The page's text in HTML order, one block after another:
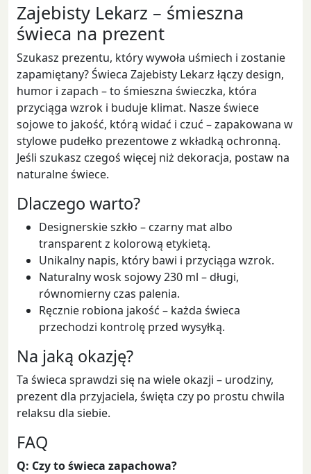
Zajebisty Lekarz – śmieszna
świeca na prezent
Szukasz prezentu, który wywoła uśmiech i zostanie
zapamiętany? Świeca Zajebisty Lekarz łączy design,
humor i zapach – to śmieszna świeczka, która
przyciąga wzrok i buduje klimat. Nasze świece
sojowe to jakość, którą widać i czuć – zapakowana w
stylowe pudełko prezentowe z wkładką ochronną.
Jeśli szukasz czegoś więcej niż dekoracja, postaw na
naturalne świece.
Dlaczego warto?
Designerskie szkło – czarny mat albo
transparent z kolorową etykietą.
Unikalny napis, który bawi i przyciąga wzrok.
Naturalny wosk sojowy 230 ml – długi,
równomierny czas palenia.
Ręcznie robiona jakość – każda świeca
przechodzi kontrolę przed wysyłką.
Na jaką okazję?
Ta świeca sprawdzi się na wiele okazji – urodziny,
prezent dla przyjaciela, święta czy po prostu chwila
relaksu dla siebie.
FAQ
Q: Czy to świeca zapachowa?